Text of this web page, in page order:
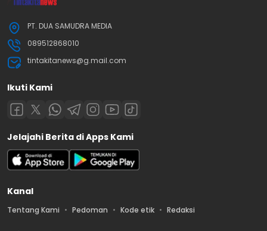
PT. DUA SAMUDRA MEDIA
089512868010
tintakitanews@g.mail.com
Ikuti Kami
Jelajahi Berita di Apps Kami
Kanal
Tentang Kami Pedoman Kode etik Redaksi